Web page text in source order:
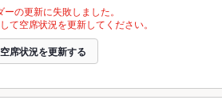
ーの更新に失敗しました。
て空席状況を更新してください。
空席状況を更新する